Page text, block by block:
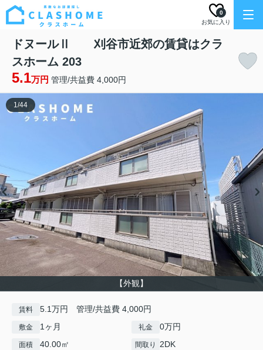
お気に入り
0
ドヌールⅡ 刈谷市近郊の賃貸はクラ
スホーム 203
5.1万円 管理/共益費 4,000円
【外観】
1/44
賃料 5.1万円 管理/共益費 4,000円
敷金 1ヶ月 礼金 0万円
面積 40.00㎡ 間取り 2DK